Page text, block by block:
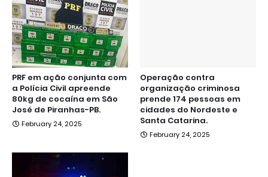
PRF em ação conjunta com
a Polícia Civil apreende
80kg de cocaína em São
José de Piranhas-PB.
February 24, 2025
Operação contra
organização criminosa
prende 174 pessoas em
cidades do Nordeste e
Santa Catarina.
February 24, 2025